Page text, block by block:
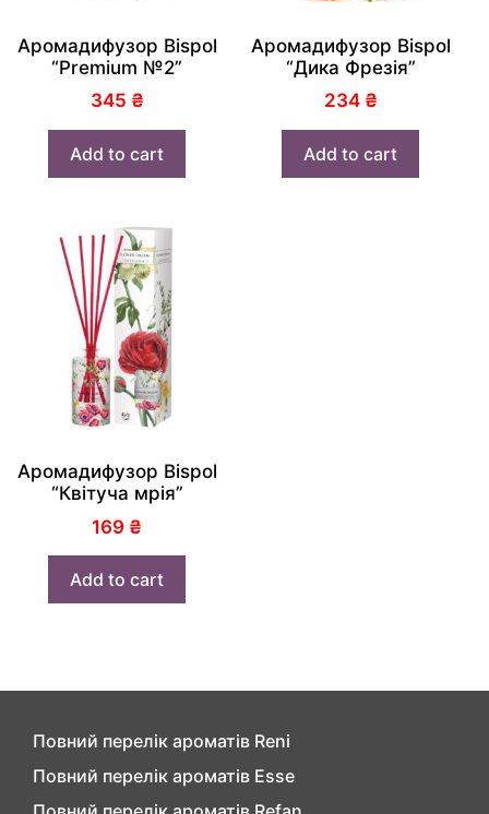
Аромадифузор Bispol
“Premium №2”
345 ₴
Add to cart
Аромадифузор Bispol
“Дика Фрезія”
234 ₴
Add to cart
Аромадифузор Bispol
“Квітуча мрія”
169 ₴
Add to cart
Повний перелік ароматів Reni
Повний перелік ароматів Esse